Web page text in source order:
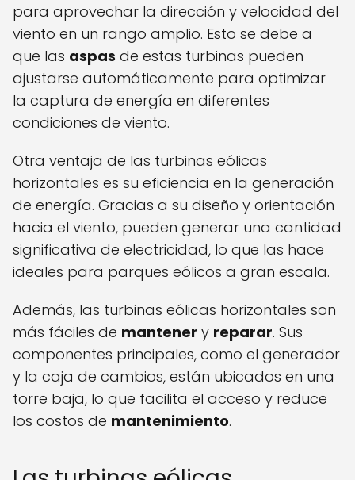
para aprovechar la dirección y velocidad del
viento en un rango amplio. Esto se debe a
que las aspas de estas turbinas pueden
ajustarse automáticamente para optimizar
la captura de energía en diferentes
condiciones de viento.
Otra ventaja de las turbinas eólicas
horizontales es su eficiencia en la generación
de energía. Gracias a su diseño y orientación
hacia el viento, pueden generar una cantidad
significativa de electricidad, lo que las hace
ideales para parques eólicos a gran escala.
Además, las turbinas eólicas horizontales son
más fáciles de mantener y reparar. Sus
componentes principales, como el generador
y la caja de cambios, están ubicados en una
torre baja, lo que facilita el acceso y reduce
los costos de mantenimiento.